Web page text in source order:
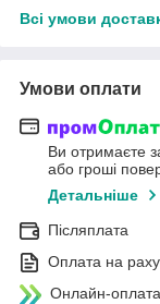
Всі умови
Умови оплати
Ви отримаєте
або гроші
Детальніше
Післяплата
Оплата на
Онлайн-